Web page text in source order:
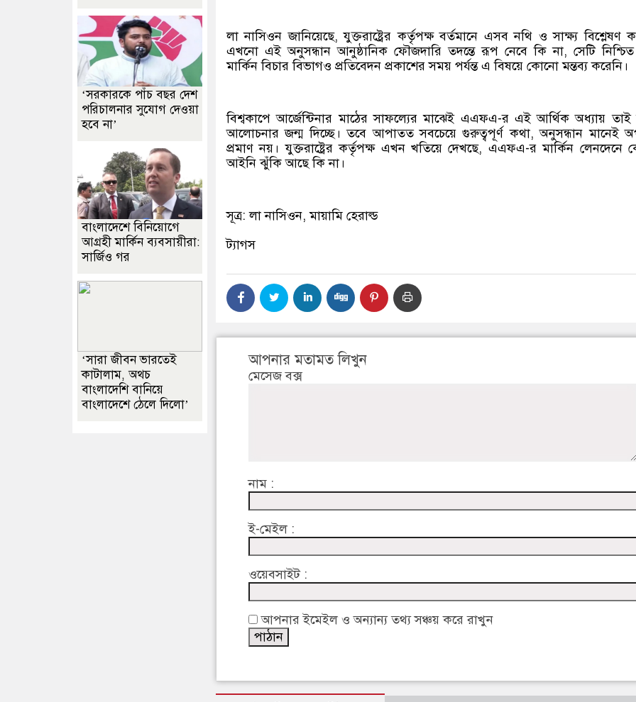
লা নাসিওন জানিয়েছে, যুক্তরাষ্ট্রের কর্তৃপক্ষ বর্তমানে এসব নথি ও সাক্ষ্য বিশ্লেষণ
এখনো এই অনুসন্ধান আনুষ্ঠানিক ফৌজদারি তদন্তে রূপ নেবে কি না, সেটি
মার্কিন বিচার বিভাগও প্রতিবেদন প্রকাশের সময় পর্যন্ত এ বিষয়ে কোনো মন্তব্য করেনি।
বিশ্বকাপে আর্জেন্টিনার মাঠের সাফল্যের মাঝেই এএফএ-র এই আর্থিক অধ্যায়
আলোচনার জন্ম দিচ্ছে। তবে আপাতত সবচেয়ে গুরুত্বপূর্ণ কথা, অনুসন্ধান মানেই
প্রমাণ নয়। যুক্তরাষ্ট্রের কর্তৃপক্ষ এখন খতিয়ে দেখছে, এএফএ-র মার্কিন লেনদেনে
আইনি ঝুঁকি আছে কি না।
সূত্র: লা নাসিওন, মায়ামি হেরাল্ড
ট্যাগস
আপনার মতামত লিখুন
মেসেজ বক্স
নাম :
ই-মেইল :
ওয়েবসাইট :
আপনার ইমেইল ও অন্যান্য তথ্য সঞ্চয় করে রাখুন
‘সরকারকে পাঁচ বছর দেশ
পরিচালনার সুযোগ দেওয়া
হবে না’
বাংলাদেশে বিনিয়োগে
আগ্রহী মার্কিন ব্যবসায়ীরা:
সার্জিও গর
‘সারা জীবন ভারতেই
কাটালাম, অথচ
বাংলাদেশি বানিয়ে
বাংলাদেশে ঠেলে দিলো’